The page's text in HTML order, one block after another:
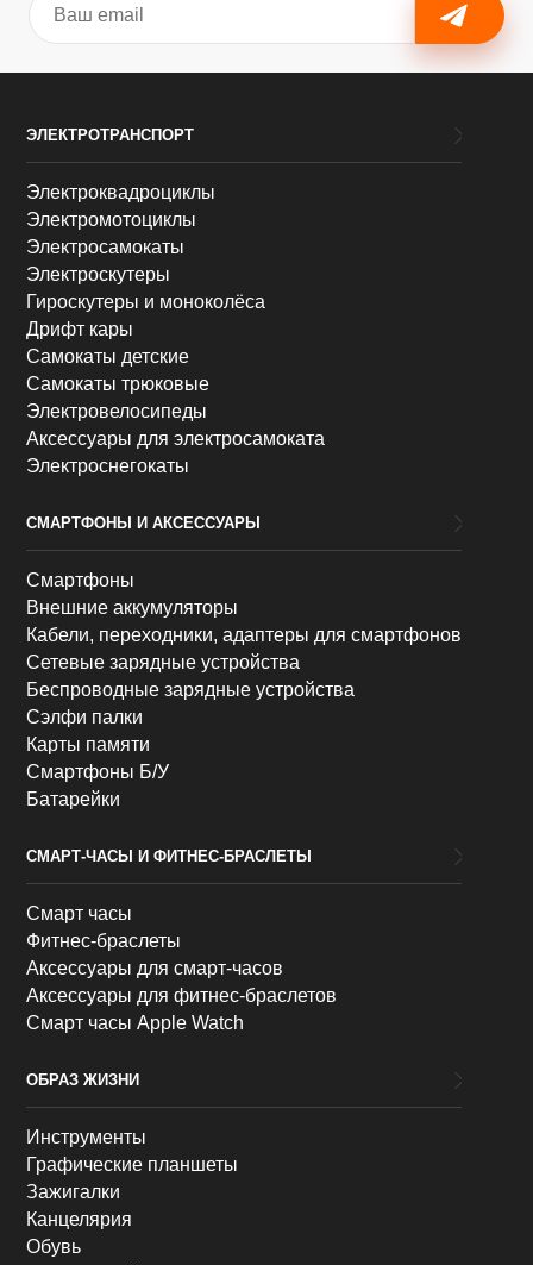
ЭЛЕКТРОТРАНСПОРТ
Электроквадроциклы
Электромотоциклы
Электросамокаты
Электроскутеры
Гироскутеры и моноколёса
Дрифт кары
Самокаты детские
Самокаты трюковые
Электровелосипеды
Аксессуары для электросамоката
Электроснегокаты
СМАРТФОНЫ И АКСЕССУАРЫ
Смартфоны
Внешние аккумуляторы
Кабели, переходники, адаптеры для смартфонов
Сетевые зарядные устройства
Беспроводные зарядные устройства
Сэлфи палки
Карты памяти
Смартфоны Б/У
Батарейки
СМАРТ-ЧАСЫ И ФИТНЕС-БРАСЛЕТЫ
Смарт часы
Фитнес-браслеты
Аксессуары для смарт-часов
Аксессуары для фитнес-браслетов
Смарт часы Apple Watch
ОБРАЗ ЖИЗНИ
Инструменты
Графические планшеты
Зажигалки
Канцелярия
Обувь